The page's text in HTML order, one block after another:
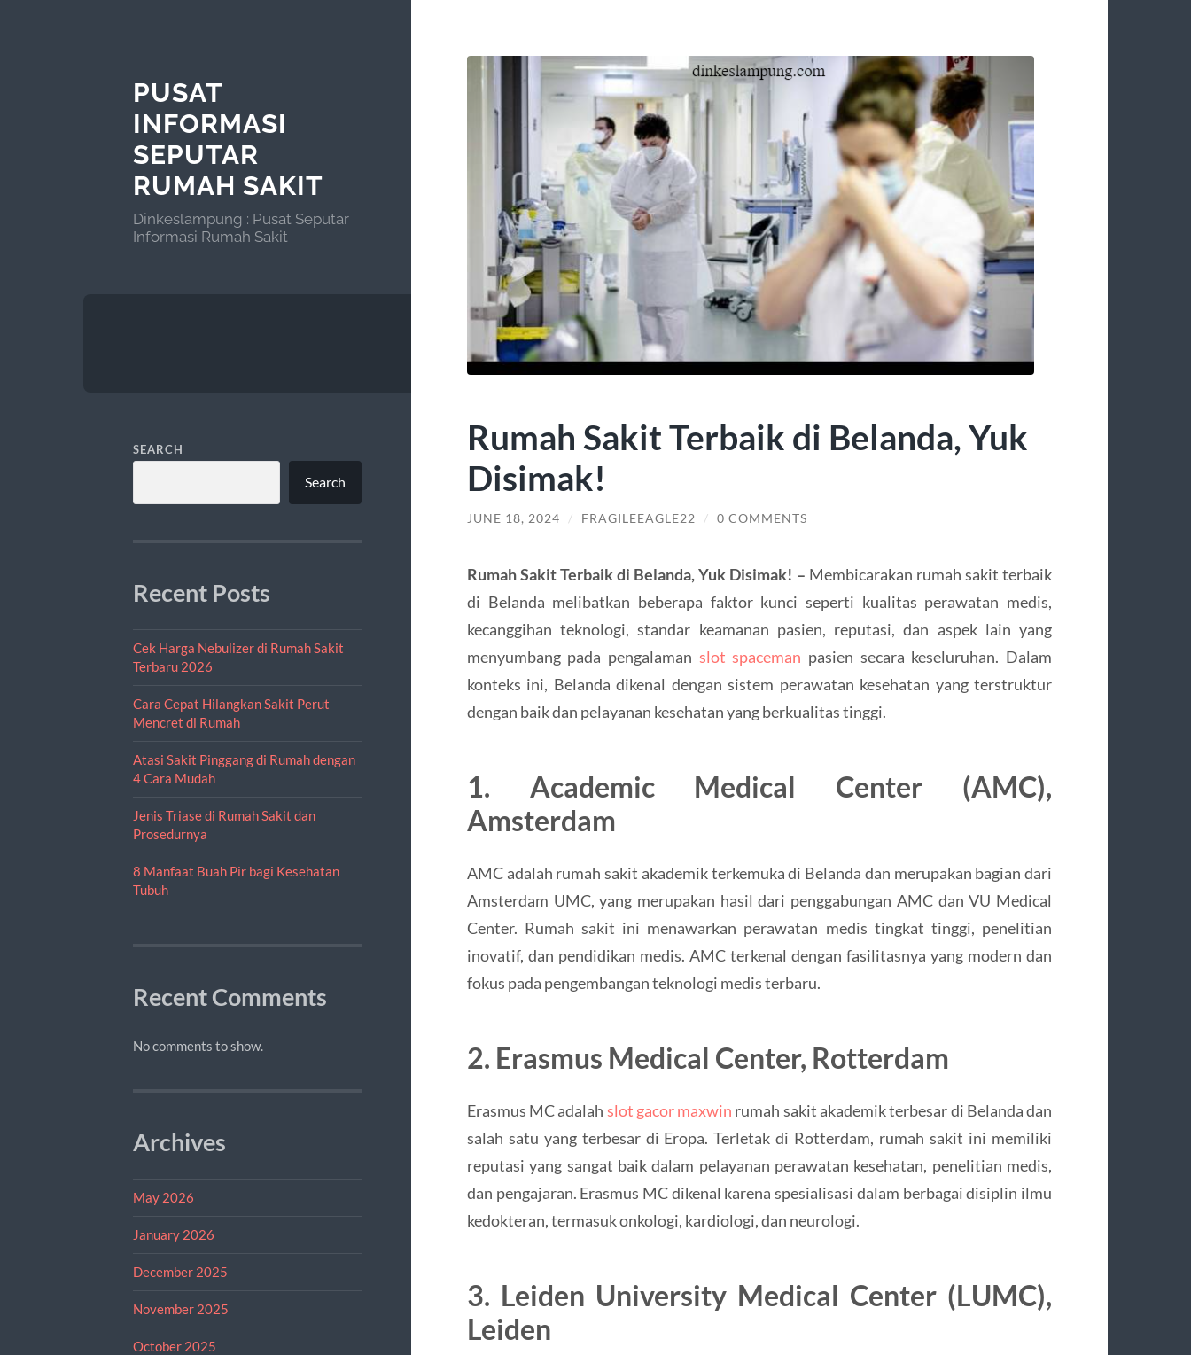
PUSAT
INFORMASI
SEPUTAR
RUMAH SAKIT
Dinkeslampung : Pusat Seputar
Informasi Rumah Sakit
SEARCH
Search
Recent Posts
Cek Harga Nebulizer di Rumah Sakit
Terbaru 2026
Cara Cepat Hilangkan Sakit Perut
Mencret di Rumah
Atasi Sakit Pinggang di Rumah dengan
4 Cara Mudah
Jenis Triase di Rumah Sakit dan
Prosedurnya
8 Manfaat Buah Pir bagi Kesehatan
Tubuh
Recent Comments
No comments to show.
Archives
May 2026
January 2026
December 2025
November 2025
October 2025
Rumah Sakit Terbaik di Belanda, Yuk
Disimak!
JUNE 18, 2024 / FRAGILEEAGLE22 / 0 COMMENTS
Rumah Sakit Terbaik di Belanda, Yuk Disimak! – Membicarakan rumah sakit terbaik
di Belanda melibatkan beberapa faktor kunci seperti kualitas perawatan medis,
kecanggihan teknologi, standar keamanan pasien, reputasi, dan aspek lain yang
menyumbang pada pengalaman slot spaceman pasien secara keseluruhan. Dalam
konteks ini, Belanda dikenal dengan sistem perawatan kesehatan yang terstruktur
dengan baik dan pelayanan kesehatan yang berkualitas tinggi.
1. Academic Medical Center (AMC),
Amsterdam
AMC adalah rumah sakit akademik terkemuka di Belanda dan merupakan bagian dari
Amsterdam UMC, yang merupakan hasil dari penggabungan AMC dan VU Medical
Center. Rumah sakit ini menawarkan perawatan medis tingkat tinggi, penelitian
inovatif, dan pendidikan medis. AMC terkenal dengan fasilitasnya yang modern dan
fokus pada pengembangan teknologi medis terbaru.
2. Erasmus Medical Center, Rotterdam
Erasmus MC adalah slot gacor maxwin rumah sakit akademik terbesar di Belanda dan
salah satu yang terbesar di Eropa. Terletak di Rotterdam, rumah sakit ini memiliki
reputasi yang sangat baik dalam pelayanan perawatan kesehatan, penelitian medis,
dan pengajaran. Erasmus MC dikenal karena spesialisasi dalam berbagai disiplin ilmu
kedokteran, termasuk onkologi, kardiologi, dan neurologi.
3. Leiden University Medical Center (LUMC),
Leiden